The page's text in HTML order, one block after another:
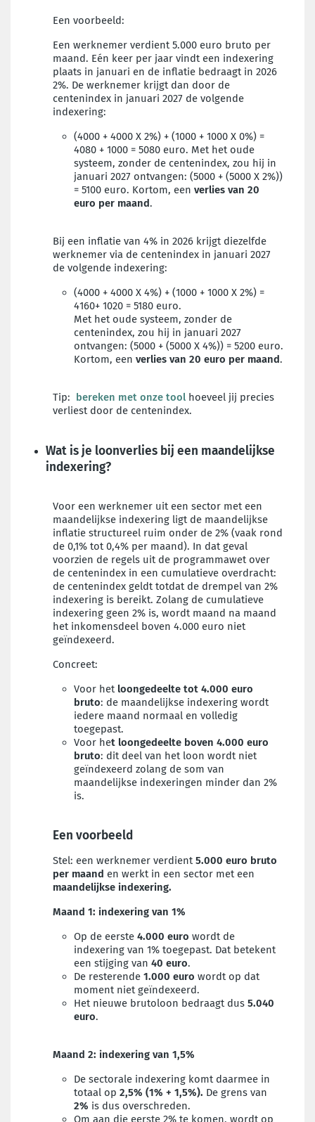
Een voorbeeld:
Een werknemer verdient 5.000 euro bruto per
maand. Eén keer per jaar vindt een indexering
plaats in januari en de inflatie bedraagt in 2026
2%. De werknemer krijgt dan door de
centenindex in januari 2027 de volgende
indexering:
(4000 + 4000 X 2%) + (1000 + 1000 X 0%) =
4080 + 1000 = 5080 euro. Met het oude
systeem, zonder de centenindex, zou hij in
januari 2027 ontvangen: (5000 + (5000 X 2%))
= 5100 euro. Kortom, een verlies van 20
euro per maand.
Bij een inflatie van 4% in 2026 krijgt diezelfde
werknemer via de centenindex in januari 2027
de volgende indexering:
(4000 + 4000 X 4%) + (1000 + 1000 X 2%) =
4160+ 1020 = 5180 euro.
Met het oude systeem, zonder de
centenindex, zou hij in januari 2027
ontvangen: (5000 + (5000 X 4%)) = 5200 euro.
Kortom, een verlies van 20 euro per maand.
Tip: bereken met onze tool hoeveel jij precies
verliest door de centenindex.
Wat is je loonverlies bij een maandelijkse
indexering?
Voor een werknemer uit een sector met een
maandelijkse indexering ligt de maandelijkse
inflatie structureel ruim onder de 2% (vaak rond
de 0,1% tot 0,4% per maand). In dat geval
voorzien de regels uit de programmawet over
de centenindex in een cumulatieve overdracht:
de centenindex geldt totdat de drempel van 2%
indexering is bereikt. Zolang de cumulatieve
indexering geen 2% is, wordt maand na maand
het inkomensdeel boven 4.000 euro niet
geïndexeerd.
Concreet:
Voor het loongedeelte tot 4.000 euro
bruto: de maandelijkse indexering wordt
iedere maand normaal en volledig
toegepast.
Voor het loongedeelte boven 4.000 euro
bruto: dit deel van het loon wordt niet
geïndexeerd zolang de som van
maandelijkse indexeringen minder dan 2%
is.
Een voorbeeld
Stel: een werknemer verdient 5.000 euro bruto
per maand en werkt in een sector met een
maandelijkse indexering.
Maand 1: indexering van 1%
Op de eerste 4.000 euro wordt de
indexering van 1% toegepast. Dat betekent
een stijging van 40 euro.
De resterende 1.000 euro wordt op dat
moment niet geïndexeerd.
Het nieuwe brutoloon bedraagt dus 5.040
euro.
Maand 2: indexering van 1,5%
De sectorale indexering komt daarmee in
totaal op 2,5% (1% + 1,5%). De grens van
2% is dus overschreden.
Om aan die eerste 2% te komen, wordt op